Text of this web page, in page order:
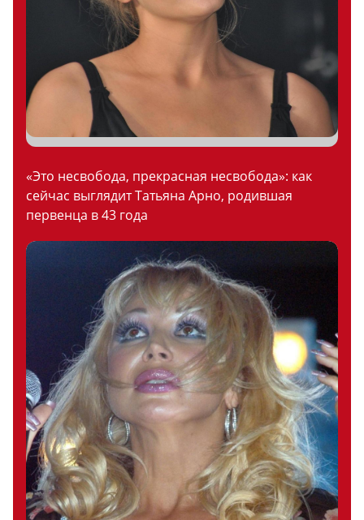
«Это несвобода, прекрасная несвобода»: как
сейчас выглядит Татьяна Арно, родившая
первенца в 43 года